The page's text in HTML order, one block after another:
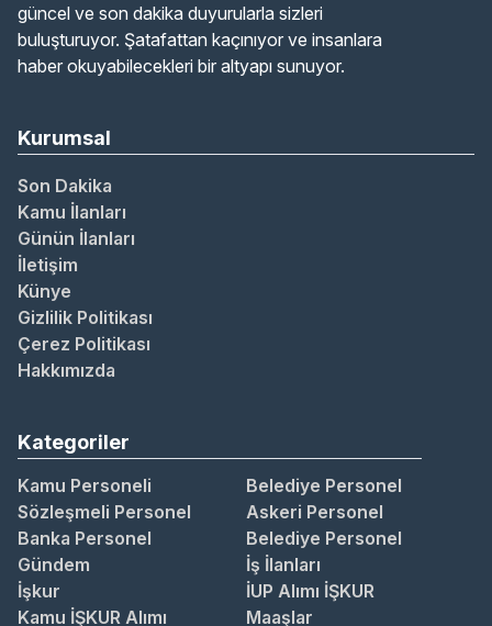
güncel ve son dakika duyurularla sizleri
buluşturuyor. Şatafattan kaçınıyor ve insanlara
haber okuyabilecekleri bir altyapı sunuyor.
Kurumsal
Son Dakika
Kamu İlanları
Günün İlanları
İletişim
Künye
Gizlilik Politikası
Çerez Politikası
Hakkımızda
Kategoriler
Kamu Personeli
Belediye Personel
Sözleşmeli Personel
Askeri Personel
Banka Personel
Belediye Personel
Gündem
İş İlanları
İşkur
İUP Alımı İŞKUR
Kamu İŞKUR Alımı
Maaşlar